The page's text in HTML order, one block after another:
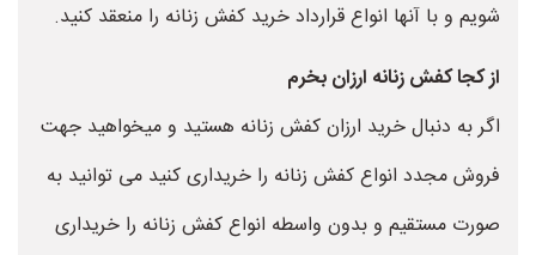
شویم و با آنها انواع قرارداد خرید کفش زنانه را منعقد کنید.
از کجا کفش زنانه ارزان بخرم
اگر به دنبال خرید ارزان کفش زنانه هستید و میخواهید جهت
فروش مجدد انواع کفش زنانه را خریداری کنید می توانید به
صورت مستقیم و بدون واسطه انواع کفش زنانه را خریداری